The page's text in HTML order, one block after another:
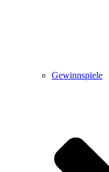
Gewinnspiele